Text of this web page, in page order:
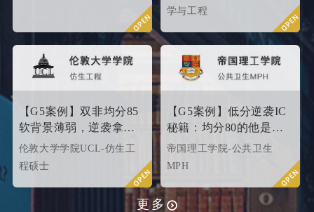
学与工程
【G5案例】双非均分85
软背景薄弱，逆袭拿下
UCL伦敦大学学院
offer！
伦敦大学学院UCL-仿生工
程硕士
【G5案例】低分逆袭IC
秘籍：均分80的他是这
样打动招生官的
帝国理工学院-公共卫生
MPH
更多